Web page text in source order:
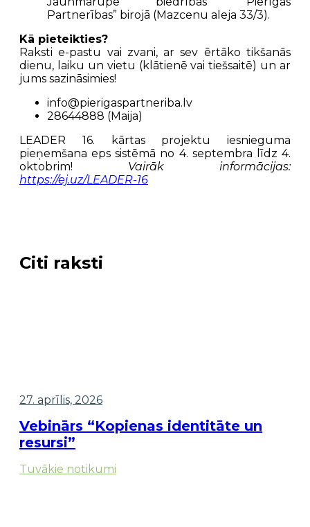
Partnerības” birojā (Mazcenu aleja 33/3).
Kā pieteikties?
Raksti e-pastu vai zvani, ar sev ērtāko tikšanās
dienu, laiku un vietu (klātienē vai tiešsaitē) un ar
jums sazināsimies!
info@pierigaspartneriba.lv
28644888 (Maija)
LEADER 16. kārtas projektu iesnieguma
pieņemšana eps sistēmā no 4. septembra līdz 4.
oktobrim! Vairāk informācijas:
https://ej.uz/LEADER-16
Citi raksti
27. aprīlis, 2026
Vebinārs “Kopienas identitāte un
resursi”
Tuvākie notikumi